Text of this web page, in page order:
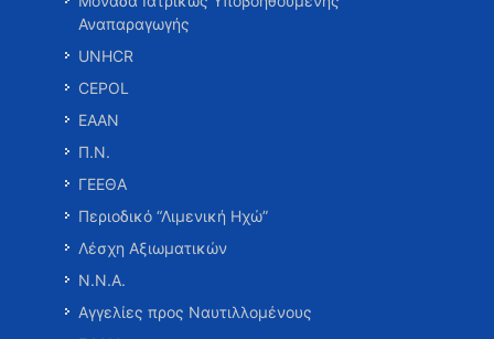
Αναπαραγωγής
UNHCR
CEPOL
ΕΑΑΝ
Π.Ν.
ΓΕΕΘΑ
Περιοδικό “Λιμενική Ηχώ”
Λέσχη Αξιωματικών
Ν.Ν.Α.
Αγγελίες προς Ναυτιλλομένους